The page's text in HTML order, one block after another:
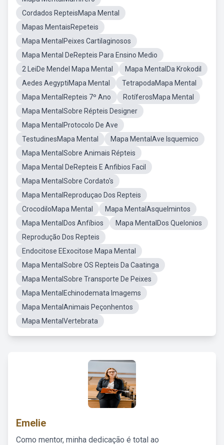
Cordados RepteisMapa Mental
Mapas MentaisRepeteis
Mapa MentalPeixes Cartilaginosos
Mapa Mental DeRepteis Para Ensino Medio
2 LeiDe Mendel Mapa Mental
Mapa MentalDa Krokodil
Aedes AegyptiMapa Mental
TetrapodaMapa Mental
Mapa MentalRepteis 7º Ano
RotíferosMapa Mental
Mapa MentalSobre Répteis Designer
Mapa MentalProtocolo De Ave
TestudinesMapa Mental
Mapa MentalAve Isquemico
Mapa MentalSobre Animais Répteis
Mapa Mental DeRepteis E Anfibios Facil
Mapa MentalSobre Cordato's
Mapa MentalReproduçao Dos Repteis
CrocodiloMapa Mental
Mapa MentalAsquelmintos
Mapa MentalDos Anfíbios
Mapa MentalDos Quelonios
Reprodução Dos Repteis
Endocitose EExocitose Mapa Mental
Mapa MentalSobre OS Repteis Da Caatinga
Mapa MentalSobre Transporte De Peixes
Mapa MentalEchinodemata Imagems
Mapa MentalAnimais Peçonhentos
Mapa MentalVertebrata
Emelie
Como mentor, minha dedicação é total ao